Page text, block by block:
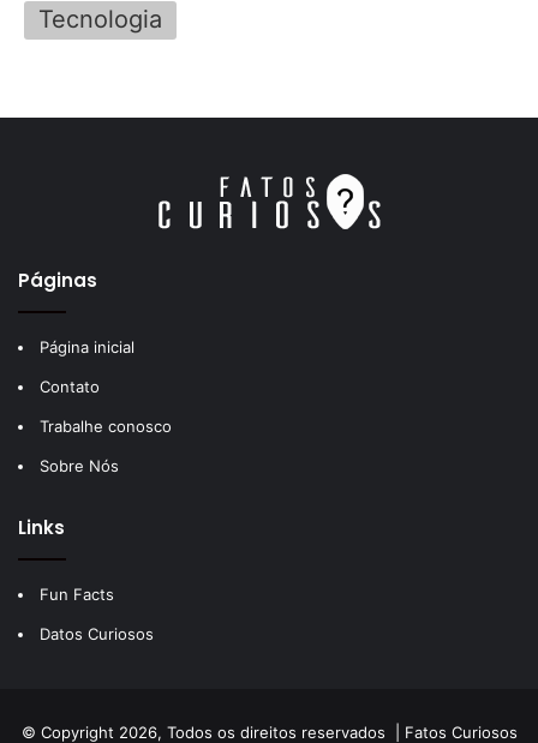
Tecnologia
Páginas
Página inicial
Contato
Trabalhe conosco
Sobre Nós
Links
Fun Facts
Datos Curiosos
© Copyright 2026, Todos os direitos reservados | Fatos Curiosos